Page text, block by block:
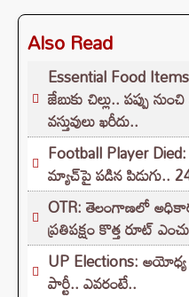
Also Read
Essential Food
జేబుకు చిల్లు.. పప్పు
వస్తువులు ఖరీదు..
Football Player
మ్యాచ్‌పై పడిన పిడుగు..
OTR: తెలంగాణలో
ప్రతిపక్షం కొత్త రూట్‌
UP Elections:
పార్టీ.. ఎవరంటే..